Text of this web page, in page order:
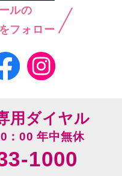
ルの
フォロー
用ダイヤル
：00 年中無休
1000